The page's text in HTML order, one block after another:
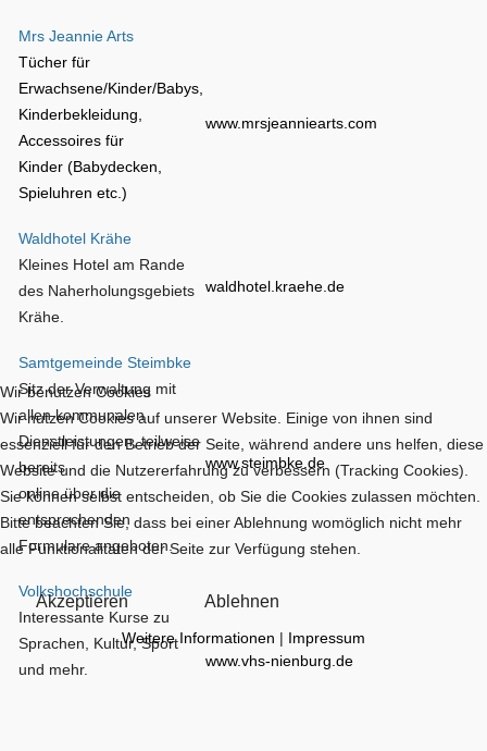
Mrs Jeannie Arts
Tücher für
Erwachsene/Kinder/Babys,
Kinderbekleidung,
Accessoires für
Kinder (Babydecken,
Spieluhren etc.)
www.mrsjeanniearts.com
Waldhotel Krähe
Kleines Hotel am Rande
des Naherholungsgebiets
Krähe.
waldhotel.kraehe.de
Samtgemeinde Steimbke
Sitz der Verwaltung mit
allen kommunalen
Dienstleistungen, teilweise
bereits
online über die
entsprechenden
Formulare angeboten.
www.steimbke.de
Volkshochschule
Interessante Kurse zu
Sprachen, Kultur, Sport
und mehr.
www.vhs-nienburg.de
Wir benutzen Cookies
Wir nutzen Cookies auf unserer Website. Einige von ihnen sind
essenziell für den Betrieb der Seite, während andere uns helfen, diese
Website und die Nutzererfahrung zu verbessern (Tracking Cookies).
Sie können selbst entscheiden, ob Sie die Cookies zulassen möchten.
Bitte beachten Sie, dass bei einer Ablehnung womöglich nicht mehr
alle Funktionalitäten der Seite zur Verfügung stehen.
Akzeptieren Ablehnen
Weitere Informationen | Impressum